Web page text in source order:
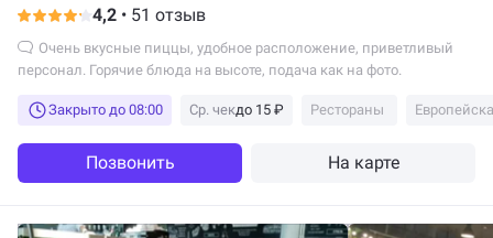
4,2 • 51 отзыв
персонал. Горячие блюда на высоте, подача как на фото.
Закрыто до 08:00 Ср. чекдо 15 ₽ Рестораны
Позвонить На карте